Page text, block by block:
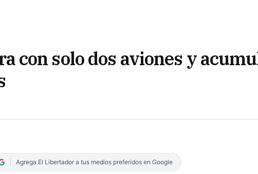
con solo dos aviones y
Agrega El Libertador a tus medios preferidos en Google